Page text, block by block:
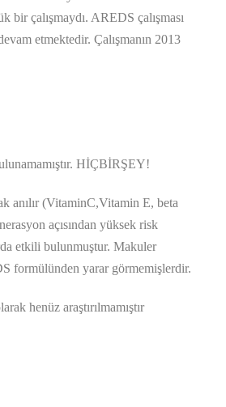
çalışmaydı. AREDS çalışması
etmektedir. Çalışmanın 2013
HİÇBİRŞEY!
anılır (VitaminC,Vitamin E, beta
açısından yüksek risk
etkili bulunmuştur. Makuler
formülünden yarar görmemişlerdir.
henüz araştırılmamıştır